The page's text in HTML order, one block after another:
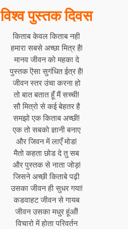
विश्व पुस्तक दिवस
किताब केवल किताब नही
हमारा सबसे अच्छा मित्र है!
मानव जीवन को महका दे
पुस्तक ऎसा सुगंधित ईत्र है!
जीवन स्तर उंचा करना हो
तो बात बतात हूँ मैं सच्ची!
सौ मित्रो से कई बेहतर है
समझो एक किताब अच्छी!
एक तो सबको ज्ञानी बनाए
और जिवन में लाएँ मोड!
मैतो कहता छोड दे तु सब
और पुस्तक से नाता जोड़!
जिसने अच्छी किताबे पढ़ी
उसका जीवन ही सुधर गया!
कडवाहट जीवन से गायब
जीवन उसका मधुर हूंआँ!
विचारो में होता परिवर्तन